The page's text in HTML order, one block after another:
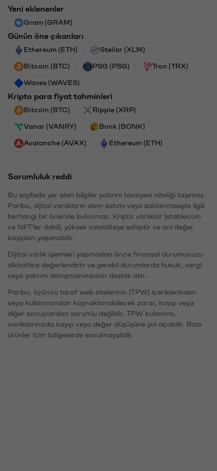
Yeni eklenenler
Gram (GRAM)
Günün öne çıkanları
Ethereum (ETH) Stellar (XLM)
Bitcoin (BTC) PSG (PSG) Tron (TRX)
Waves (WAVES)
Kripto para fiyat tahminleri
Bitcoin (BTC) Ripple (XRP)
Vanar (VANRY) Bonk (BONK)
Avalanche (AVAX) Ethereum (ETH)
Sorumluluk reddi
Bu sayfada yer alan bilgiler yatırım tavsiyesi niteliği taşımaz.
Paribu, dijital varlıkların alım-satımı veya saklanmasıyla ilgili
herhangi bir öneride bulunmaz. Kripto varlıklar (stablecoin
ve NFT'ler dahil), yüksek volatiliteye sahiptir ve ani değer
kayıpları yaşanabilir.
Dijital varlık işlemleri yapmadan önce finansal durumunuzu
dikkatlice değerlendirin ve gerekli durumlarda hukuk, vergi
veya yatırım danışmanınızdan destek alın.
Paribu, üçüncü taraf web sitelerinin (TPW) içeriklerinden
veya kullanımından kaynaklanabilecek zarar, kayıp veya
diğer sonuçlardan sorumlu değildir. TPW kullanımı,
varlıklarınızda kayıp veya değer düşüşüne yol açabilir. Bazı
ürünler tüm bölgelerde sunulmayabilir.